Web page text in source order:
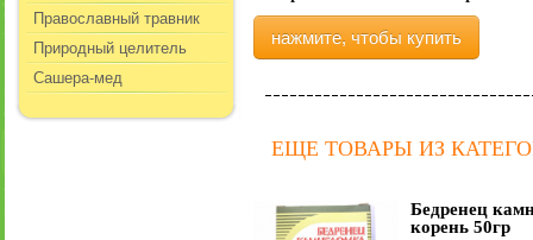
Православный травник
Природный целитель
Сашера-мед
нажмите, чтобы купить
ЕЩЕ ТОВАРЫ ИЗ
Бедренец
корень 50гр